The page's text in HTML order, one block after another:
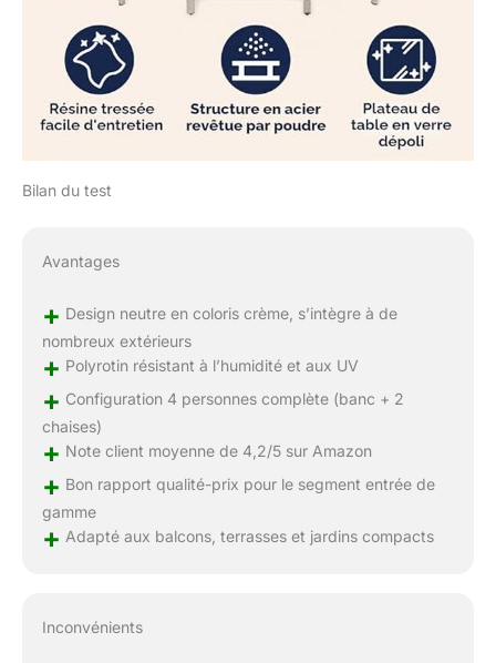
Bilan du test
Avantages
+ Design neutre en coloris crème, s’intègre à de
nombreux extérieurs
+ Polyrotin résistant à l’humidité et aux UV
+ Configuration 4 personnes complète (banc + 2
chaises)
+ Note client moyenne de 4,2/5 sur Amazon
+ Bon rapport qualité-prix pour le segment entrée de
gamme
+ Adapté aux balcons, terrasses et jardins compacts
Inconvénients